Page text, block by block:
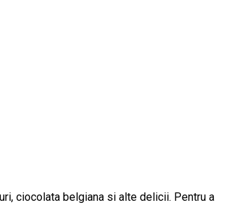
ciocolata belgiana si alte delicii. Pentru a